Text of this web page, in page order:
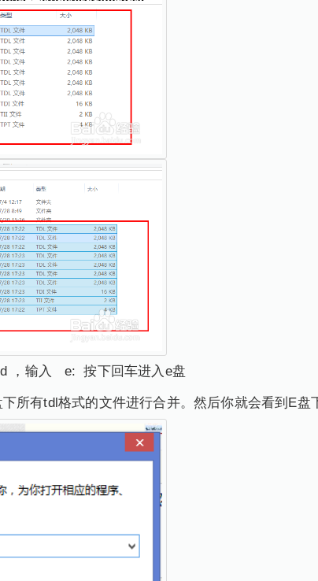
，输入 e: 按下回车进入e盘
所有tdl格式的文件进行合并。然后你就会看到E盘